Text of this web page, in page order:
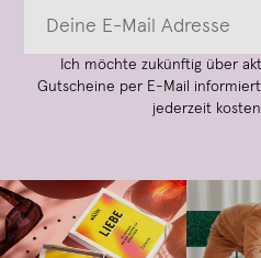
Ich möchte zukünftig über
Gutscheine per E-Mail
jederzeit